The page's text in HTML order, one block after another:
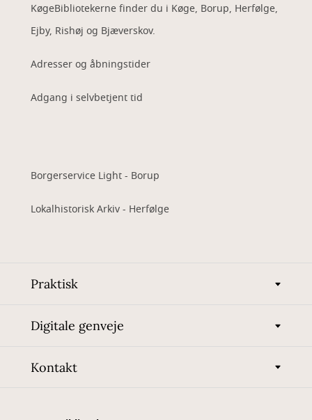
KøgeBibliotekerne finder du i Køge, Borup, Herfølge,
Ejby, Rishøj og Bjæverskov.
Adresser og åbningstider
Adgang i selvbetjent tid
Borgerservice Light - Borup
Lokalhistorisk Arkiv - Herfølge
Praktisk
Digitale genveje
Kontakt